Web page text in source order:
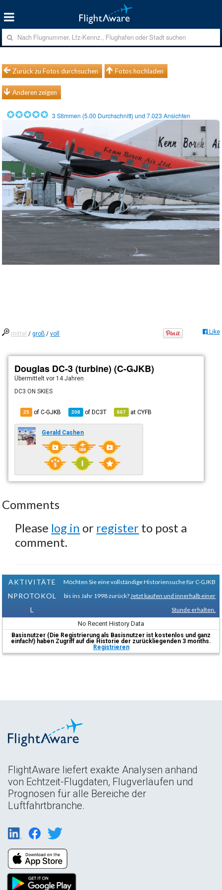
Zurück zu Fotos durchsuchen Fotos hochladen
Anderen zeigen
3 Stimmen (5.00 Durchschnitt) und7.023 Ansichten
mittel /groß /voll Like
Douglas DC-3 (turbine) (C-GJKB)
Übermitteltvor 14 Jahren
DC3 ON SKIES
25 of C-GJKB 208 ofDC3T 667 atCYFB
Gerald Cashen
Comments
Please log in or register to post a
comment.
AKTIVITÄTE
NPROTOKOL
L
Möchten Sie eine vollständige Historiensuche für C-GJKB
bis ins Jahr 1998 zurück? Jetzt kaufen und innerhalb einer
Stunde erhalten.
No Recent History Data
Basisnutzer (Die Registrierung als Basisnutzer ist kostenlos und ganz
einfach!) haben Zugriff auf die Historie der zurückliegenden 3 months.
Registrieren
FlightAware liefert exakte Analysen anhand
von Echtzeit-Flugdaten, Flugverläufen und
Prognosen für alle Bereiche der
Luftfahrtbranche.